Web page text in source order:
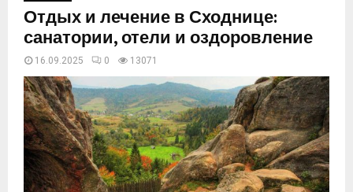
Отдых и лечение в Сходнице:
санатории, отели и оздоровление
16.09.2025 0 13071